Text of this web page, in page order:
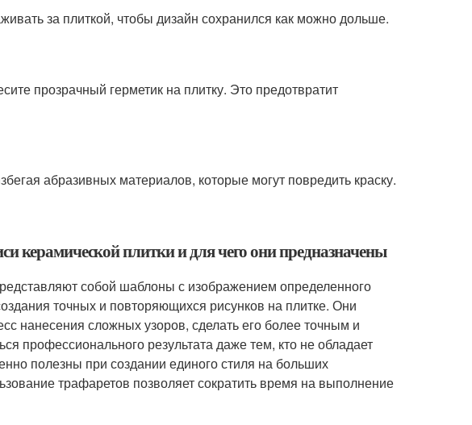
за плиткой, чтобы дизайн сохранился как можно дольше.
прозрачный герметик на плитку. Это предотвратит
абразивных материалов, которые могут повредить краску.
керамической плитки и для чего они предназначены
собой шаблоны с изображением определенного
точных и повторяющихся рисунков на плитке. Они
нанесения сложных узоров, сделать его более точным и
профессионального результата даже тем, кто не обладает
полезны при создании единого стиля на больших
трафаретов позволяет сократить время на выполнение